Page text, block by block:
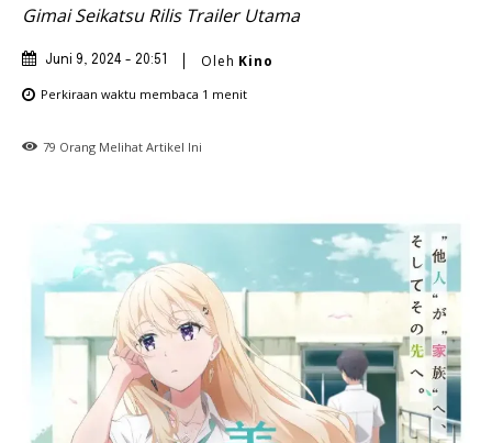
Gimai Seikatsu Rilis Trailer Utama
Juni 9, 2024 - 20:51 Oleh Kino
Perkiraan waktu membaca 1 menit
79 Orang Melihat Artikel Ini